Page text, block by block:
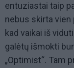
entuziastai taip
nebus skirta
kad vaikai iš
galėtų išmokti
„Optimist“. Tam